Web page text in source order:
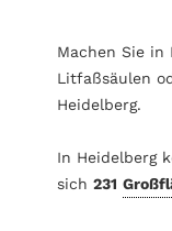
Machen Sie in
Litfaßsäulen
Heidelberg.
In Heidelberg
sich 231